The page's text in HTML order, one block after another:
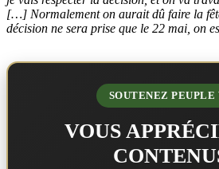
[…] Normalement on aurait dû faire la
décision ne sera prise que le 22 mai, on
SOUTENEZ PEUPLE
VOUS